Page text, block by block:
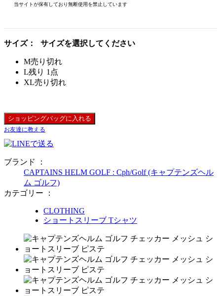
当サイトが保有しており無断使用を禁止しています
サイズ： サイズを選択してください
M売り切れ
L残り 1点
XL売り切れ
ショッピングバッグに入れる
お友達に教える
ブランド ：
CAPTAINS HELM GOLF : Cph/Golf (キャプテンズヘル
ム ゴルフ)
カテゴリー ：
CLOTHING
ショートスリーブ Tシャツ